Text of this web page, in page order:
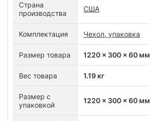
Страна
производства
США
Комплектация Чехол, упаковка
Размер товара 1220 x 300 x 60 мм
Вес товара 1.19 кг
Размер с
упаковкой
1220 x 300 x 60 мм